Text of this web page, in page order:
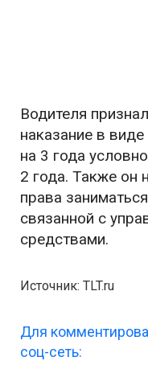
Водителя
наказание в
на 3 года
2 года. Также он
права
связанной с
средствами.
Источник: TLT.ru
Для
соц-сеть: